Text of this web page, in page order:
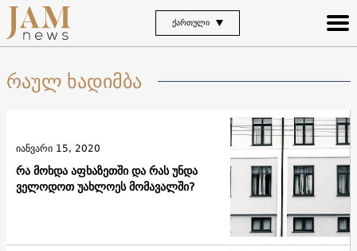
ᲥᲐᲠᲗᲣᲚᲘ
რაულ ხადიმბა
რა მოხდა აფხაზეთში და რას უნდა
ველოდოთ უახლოეს მომავალში?
იანვარი 15, 2020